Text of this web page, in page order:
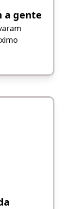
a gente